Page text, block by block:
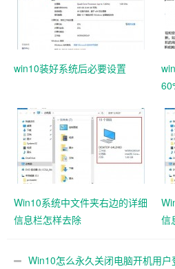
win10装好系统后必要设置
Win10系统中文件夹右边的详细
信息栏怎样去除
信
Win10怎么永久关闭电脑开机用户